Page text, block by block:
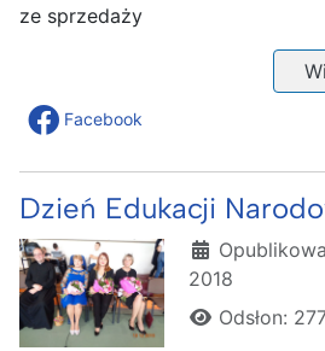
ze sprzedaży
Facebook
Dzień Edukacji
Szczegóły
2018
Odsłon: